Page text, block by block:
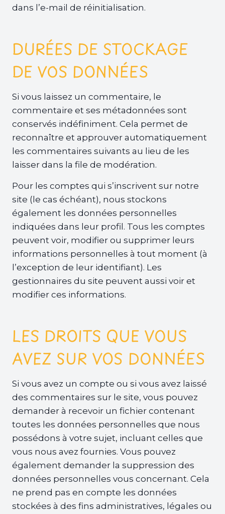
dans l’e-mail de réinitialisation.
DURÉES DE STOCKAGE
DE VOS DONNÉES
Si vous laissez un commentaire, le
commentaire et ses métadonnées sont
conservés indéfiniment. Cela permet de
reconnaître et approuver automatiquement
les commentaires suivants au lieu de les
laisser dans la file de modération.
Pour les comptes qui s’inscrivent sur notre
site (le cas échéant), nous stockons
également les données personnelles
indiquées dans leur profil. Tous les comptes
peuvent voir, modifier ou supprimer leurs
informations personnelles à tout moment (à
l’exception de leur identifiant). Les
gestionnaires du site peuvent aussi voir et
modifier ces informations.
LES DROITS QUE VOUS
AVEZ SUR VOS DONNÉES
Si vous avez un compte ou si vous avez laissé
des commentaires sur le site, vous pouvez
demander à recevoir un fichier contenant
toutes les données personnelles que nous
possédons à votre sujet, incluant celles que
vous nous avez fournies. Vous pouvez
également demander la suppression des
données personnelles vous concernant. Cela
ne prend pas en compte les données
stockées à des fins administratives, légales ou